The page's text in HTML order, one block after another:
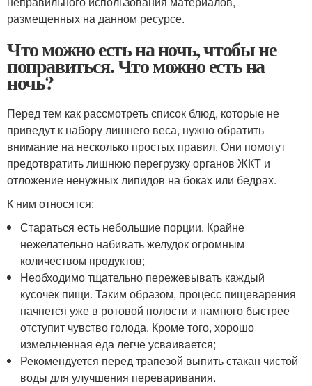
размещенных на данном ресурсе.
Что можно есть на ночь, чтобы не
поправиться. Что можно есть на
ночь?
Перед тем как рассмотреть список блюд, которые не
приведут к набору лишнего веса, нужно обратить
внимание на несколько простых правил. Они помогут
предотвратить лишнюю перегрузку органов ЖКТ и
отложение ненужных липидов на боках или бедрах.
К ним относятся:
Стараться есть небольшие порции. Крайне
нежелательно набивать желудок огромным
количеством продуктов;
Необходимо тщательно пережевывать каждый
кусочек пищи. Таким образом, процесс пищеварения
начнется уже в ротовой полости и намного быстрее
отступит чувство голода. Кроме того, хорошо
измельченная еда легче усваивается;
Рекомендуется перед трапезой выпить стакан чистой
воды для улучшения переваривания.